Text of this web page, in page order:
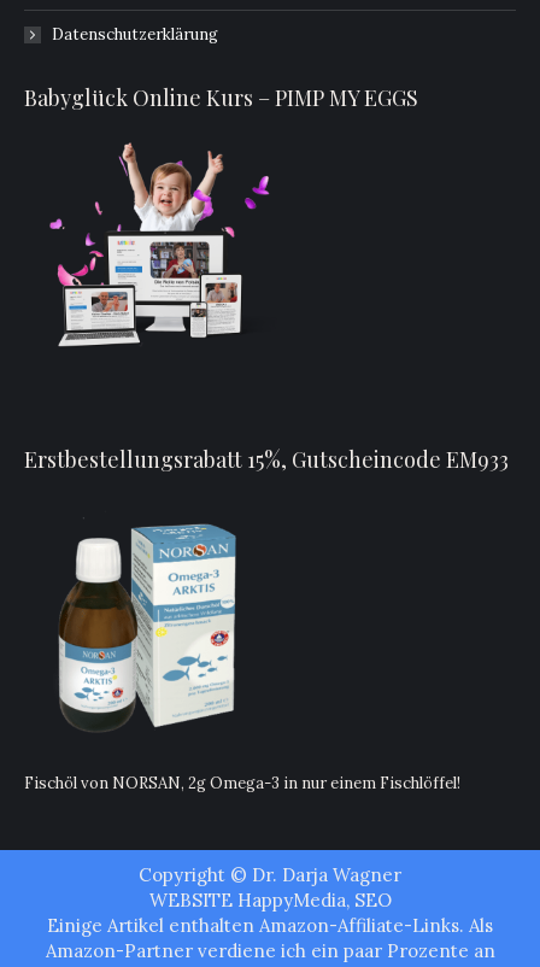
Datenschutzerklärung
Babyglück Online Kurs – PIMP MY EGGS
Erstbestellungsrabatt 15%, Gutscheincode EM933
Fischöl von NORSAN, 2g Omega-3 in nur einem Fischlöffel!
Copyright © Dr. Darja Wagner
WEBSITE HappyMedia, SEO
Einige Artikel enthalten Amazon-Affiliate-Links. Als
Amazon-Partner verdiene ich ein paar Prozente an